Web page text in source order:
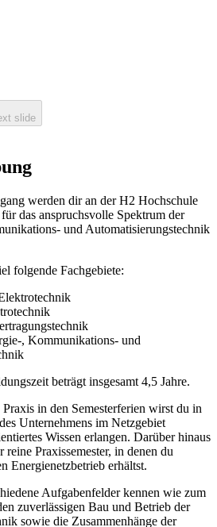
slide
werden dir an der H2 Hochschule
das anspruchsvolle Spektrum der
und Automatisierungstechnik
folgende Fachgebiete:
, Kommunikations- und
beträgt insgesamt 4,5 Jahre.
in den Semesterferien wirst du in
Unternehmens im Netzgebiet
Wissen erlangen. Darüber hinaus
reine Praxissemester, in denen du
Energienetzbetrieb erhältst.
Aufgabenfelder kennen wie zum
zuverlässigen Bau und Betrieb der
sowie die Zusammenhänge der